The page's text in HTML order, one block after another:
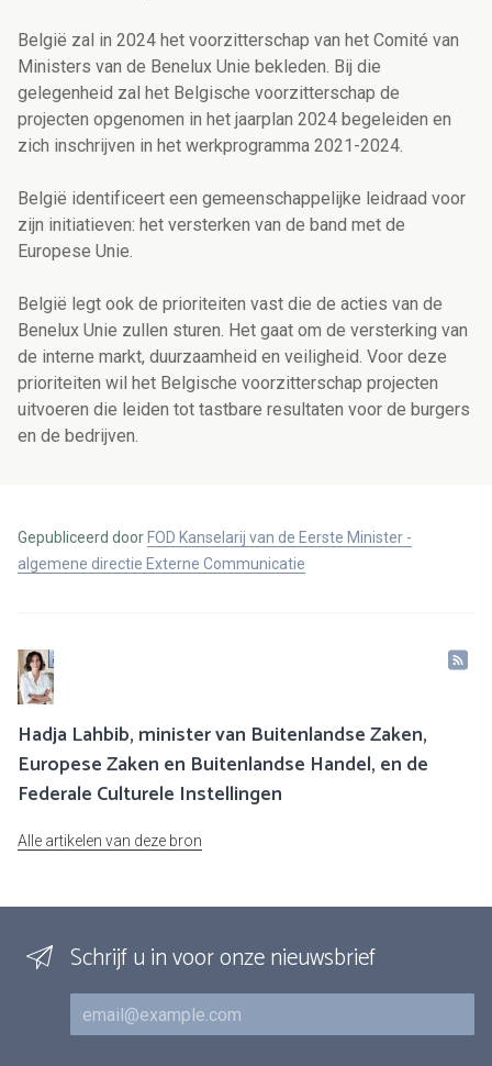
België zal in 2024 het voorzitterschap van het Comité van
Ministers van de Benelux Unie bekleden. Bij die
gelegenheid zal het Belgische voorzitterschap de
projecten opgenomen in het jaarplan 2024 begeleiden en
zich inschrijven in het werkprogramma 2021-2024.
België identificeert een gemeenschappelijke leidraad voor
zijn initiatieven: het versterken van de band met de
Europese Unie.
België legt ook de prioriteiten vast die de acties van de
Benelux Unie zullen sturen. Het gaat om de versterking van
de interne markt, duurzaamheid en veiligheid. Voor deze
prioriteiten wil het Belgische voorzitterschap projecten
uitvoeren die leiden tot tastbare resultaten voor de burgers
en de bedrijven.
Gepubliceerd door FOD Kanselarij van de Eerste Minister -
algemene directie Externe Communicatie
Hadja Lahbib, minister van Buitenlandse Zaken,
Europese Zaken en Buitenlandse Handel, en de
Federale Culturele Instellingen
Alle artikelen van deze bron
Schrijf u in voor onze nieuwsbrief
E-mail